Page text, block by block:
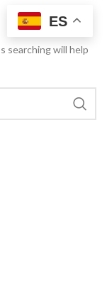
searching will help
ES